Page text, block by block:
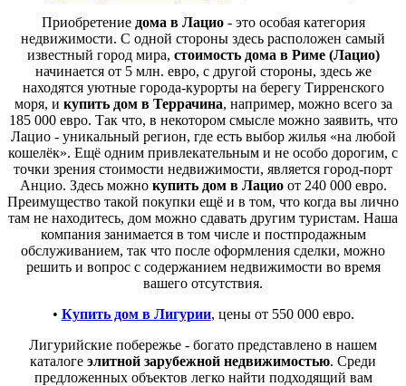
Приобретение дома в Лацио- это особая категория
недвижимости. С одной стороны здесь расположен самый
известный город мира, стоимость дома в Риме (Лацио)
начинается от 5 млн. евро, с другой стороны, здесь же
находятся уютные города-курорты на берегу Тирренского
моря, и купить дом в Террачина, например, можно всего за
185 000 евро. Так что, в некотором смысле можно заявить, что
Лацио - уникальный регион, где есть выбор жилья «на любой
кошелёк». Ещё одним привлекательным и не особо дорогим, с
точки зрения стоимости недвижимости, является город-порт
Анцио. Здесь можно купить дом в Лациоот 240 000 евро.
Преимущество такой покупки ещё и в том, что когда вы лично
там не находитесь, дом можно сдавать другим туристам. Наша
компания занимается в том числе и постпродажным
обслуживанием, так что после оформления сделки, можно
решить и вопрос с содержанием недвижимости во время
вашего отсутствия.
• Купить дом в Лигурии, цены от 550 000 евро.
Лигурийские побережье - богато представлено в нашем
каталоге элитной зарубежной недвижимостью. Среди
предложенных объектов легко найти подходящий вам